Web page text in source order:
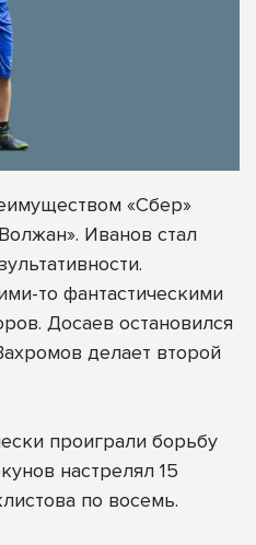
«Сбер»
Иванов стал
то фантастическими
Досаев остановился
делает второй
проиграли борьбу
настрелял 15
по восемь.